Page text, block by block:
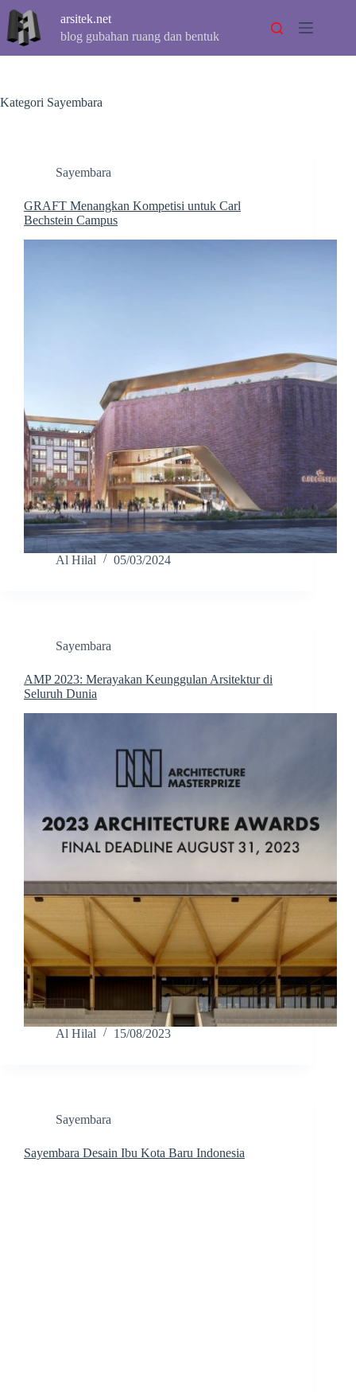
to
content
arsitek.net
blog gubahan ruang dan bentuk
Kategori Sayembara
Sayembara
GRAFT Menangkan Kompetisi untuk Carl
Bechstein Campus
Al Hilal 05/03/2024
Sayembara
AMP 2023: Merayakan Keunggulan Arsitektur di
Seluruh Dunia
Al Hilal 15/08/2023
Sayembara
Sayembara Desain Ibu Kota Baru Indonesia